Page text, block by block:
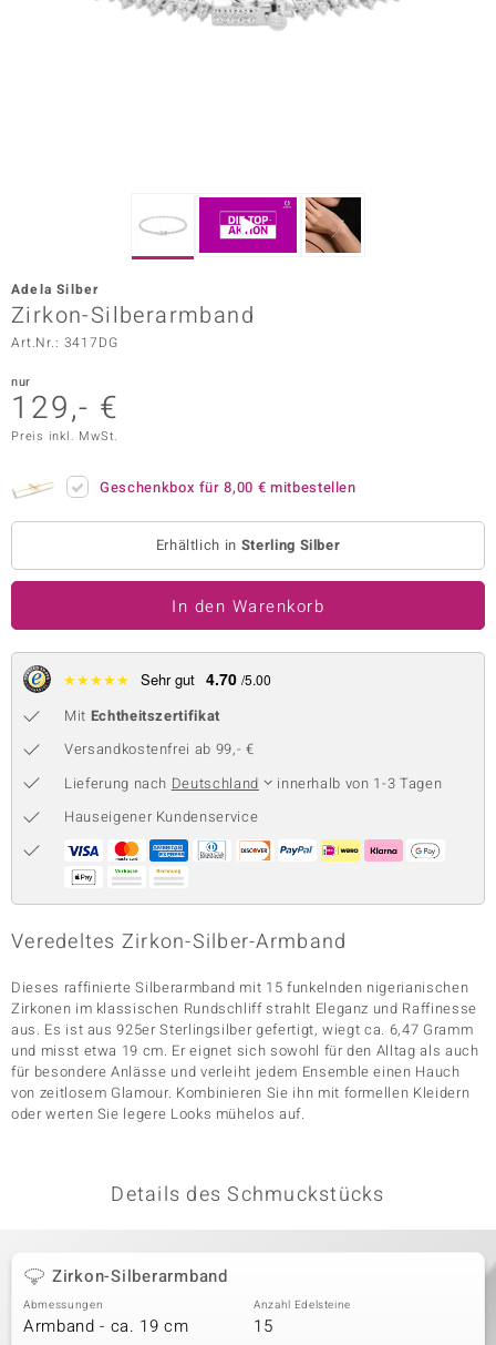
Vogue
Paraíso
Collection
BY DE MELO
Collection
Classics
Adela Silber
Zirkon-Silberarmband
Art.Nr.: 3417DG
nur
129,- €
Preis inkl. MwSt.
Geschenkbox für8,00 € mitbestellen
Erhältlich in Sterling Silber
In den Warenkorb
★★★★★ Sehr gut 4.70 /5.00
Mit Echtheitszertifikat
Versandkostenfrei ab 99,- €
Lieferung nach Deutschland
innerhalb von 1-3 Tagen
Hauseigener Kundenservice
Veredeltes Zirkon-Silber-Armband
Dieses raffinierte Silberarmband mit 15 funkelnden nigerianischen
Zirkonen im klassischen Rundschliff strahlt Eleganz und Raffinesse
aus. Es ist aus 925er Sterlingsilber gefertigt, wiegt ca. 6,47 Gramm
und misst etwa 19 cm. Er eignet sich sowohl für den Alltag als auch
für besondere Anlässe und verleiht jedem Ensemble einen Hauch
von zeitlosem Glamour. Kombinieren Sie ihn mit formellen Kleidern
oder werten Sie legere Looks mühelos auf.
Details des Schmuckstücks
Zirkon-Silberarmband
Abmessungen
Armband - ca. 19 cm
Anzahl Edelsteine
15